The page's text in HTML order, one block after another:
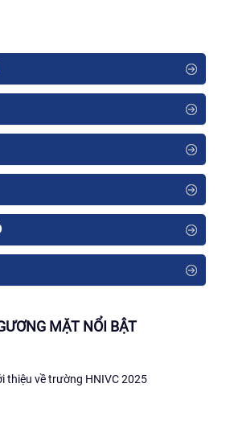
MẶT NỔI BẬT
thiệu về trường HNIVC 2025